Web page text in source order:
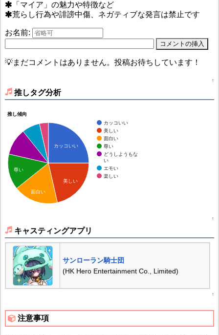
「マイア」の魅力や特徴など
荒らし行為や誹謗中傷、ネガティブな発言は禁止です
お名前:
💡まだコメントはありません。投稿お待ちしています！
↑
推しタグ分析
推し傾向
カッコいい
美しい
面白い
尊い
どうしようもな
い
エモい
楽しい
カッコいい
美しい
尊い
面白い
↑
キャスティングアプリ
サンローラン騎士団
(HK Hero Entertainment Co., Limited)
↑
注意事項